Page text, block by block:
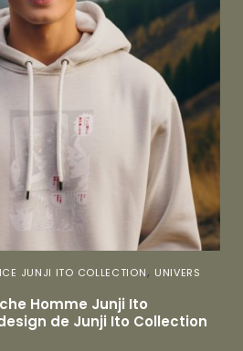
JUNJI ITO COLLECTION, UNIVERS
Homme Junji Ito
de Junji Ito Collection